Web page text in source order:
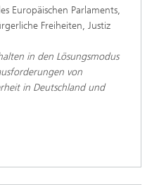
Europäischen Parlaments,
Freiheiten, Justiz
in den Lösungsmodus
von
in Deutschland und